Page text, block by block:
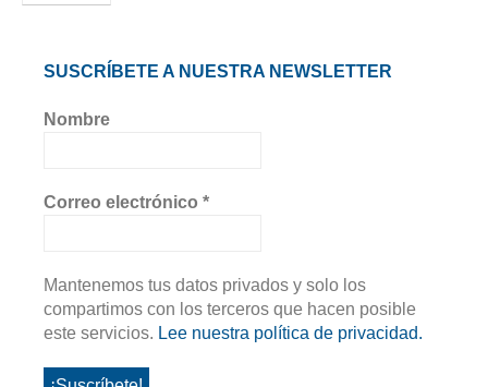
SUSCRÍBETE A NUESTRA NEWSLETTER
Nombre
Correo electrónico *
Mantenemos tus datos privados y solo los
compartimos con los terceros que hacen posible
este servicios. Lee nuestra política de privacidad.